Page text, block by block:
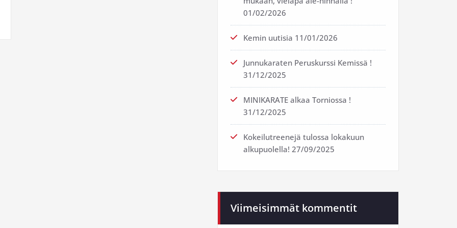
01/02/2026
Kemin uutisia 11/01/2026
Junnukaraten Peruskurssi Kemissä !
31/12/2025
MINIKARATE alkaa Torniossa !
31/12/2025
Kokeilutreenejä tulossa lokakuun
alkupuolella! 27/09/2025
Viimeisimmät kommentit